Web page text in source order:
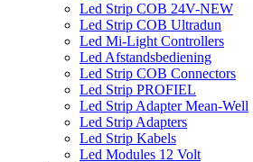
Led Strip COB 24V-NEW
Led Strip COB Ultradun
Led Mi-Light Controllers
Led Afstandsbediening
Led Strip COB Connectors
Led Strip PROFIEL
Led Strip Adapter Mean-Well
Led Strip Adapters
Led Strip Kabels
Led Modules 12 Volt